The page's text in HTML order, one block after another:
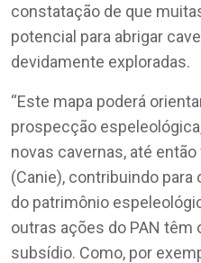
constatação de que
potencial para abrigar
devidamente exploradas.
“Este mapa poderá
prospecção
novas cavernas, até
(Canie), contribuindo
do patrimônio
outras ações do PAN
subsídio. Como, por